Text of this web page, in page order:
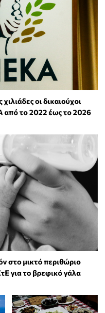
οι δικαιούχοι
το 2022 έως το 2026
στο μικτό περιθώριο
για το βρεφικό γάλα